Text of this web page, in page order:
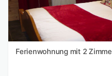
Ferienwohnung mit 2